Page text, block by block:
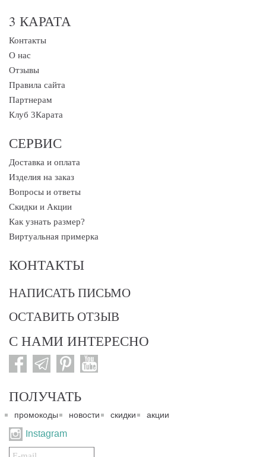
3 КАРАТА
Контакты
О нас
Отзывы
Правила сайта
Партнерам
Клуб 3Карата
СЕРВИС
Доставка и оплата
Изделия на заказ
Вопросы и ответы
Скидки и Акции
Как узнать размер?
Виртуальная примерка
КОНТАКТЫ
НАПИСАТЬ ПИСЬМО
ОСТАВИТЬ ОТЗЫВ
С НАМИ ИНТЕРЕСНО
ПОЛУЧАТЬ
промокоды новости скидки акции
Instagram
Подписаться